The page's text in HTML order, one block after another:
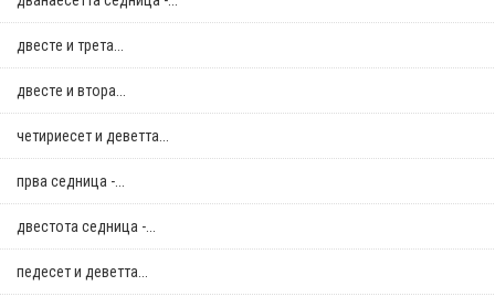
двестe и трета...
двестe и втора...
четириесет и деветта...
прва седница -...
двестота седница -...
педесет и деветта...